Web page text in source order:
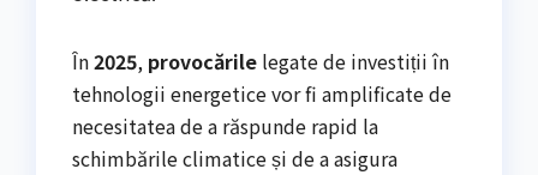
În2025, provocările legate de investiții în
tehnologii energetice vor fi amplificate de
necesitatea de a răspunde rapid la
schimbările climatice și de a asigura